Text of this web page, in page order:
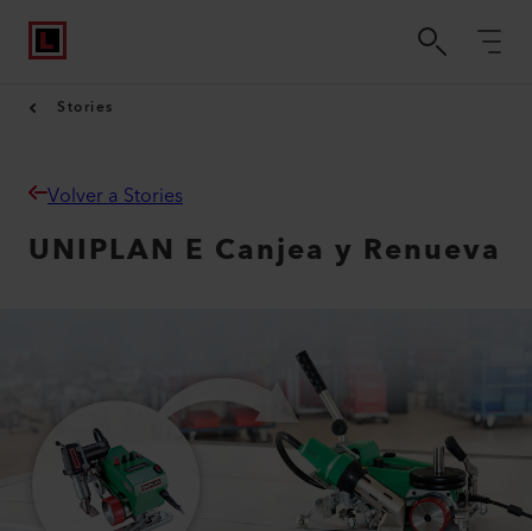
Stories
Volver a Stories
UNIPLAN E Canjea y Renueva